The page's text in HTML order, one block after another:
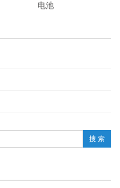
电池
搜 索